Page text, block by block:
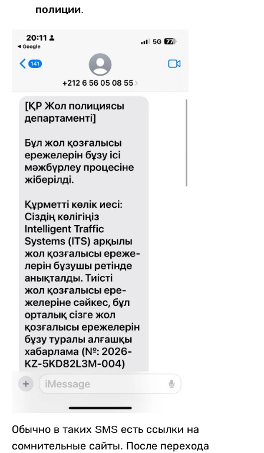
полиции.
Обычно в таких SMS есть ссылки на
сомнительные сайты. После перехода